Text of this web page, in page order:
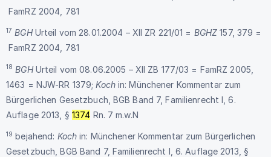
FamRZ 2004, 781
17 BGHUrteil vom 28.01.2004 – XII ZR 221/01 = BGHZ 157, 379 =
FamRZ 2004, 781
18 BGHUrteil vom 08.06.2005 – XII ZB 177/03 = FamRZ 2005,
1463 = NJW-RR 1379;Kochin: Münchener Kommentar zum
Bürgerlichen Gesetzbuch, BGB Band 7, Familienrecht I, 6.
Auflage 2013, § 1374 Rn. 7 m.w.N
19 bejahend: Koch in: Münchener Kommentar zum Bürgerlichen
Gesetzbuch, BGB Band 7, Familienrecht I, 6. Auflage 2013, §